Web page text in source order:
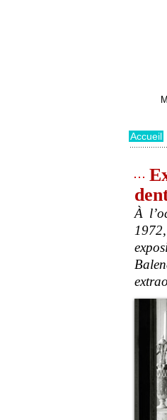
Accueil
À